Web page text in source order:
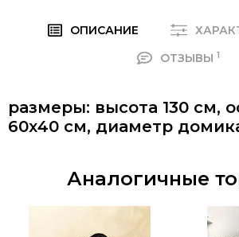
ОПИСАНИЕ
ОТЗЫВЫ 1
размеры: высота 130 см,
60х40 см, диаметр
Аналогичные